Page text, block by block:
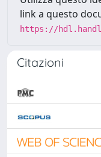
link a questo
https://
Citazioni